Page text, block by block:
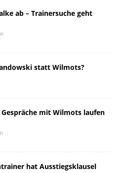
ab – Trainersuche geht
statt Wilmots?
mit Wilmots laufen
hat Ausstiegsklausel